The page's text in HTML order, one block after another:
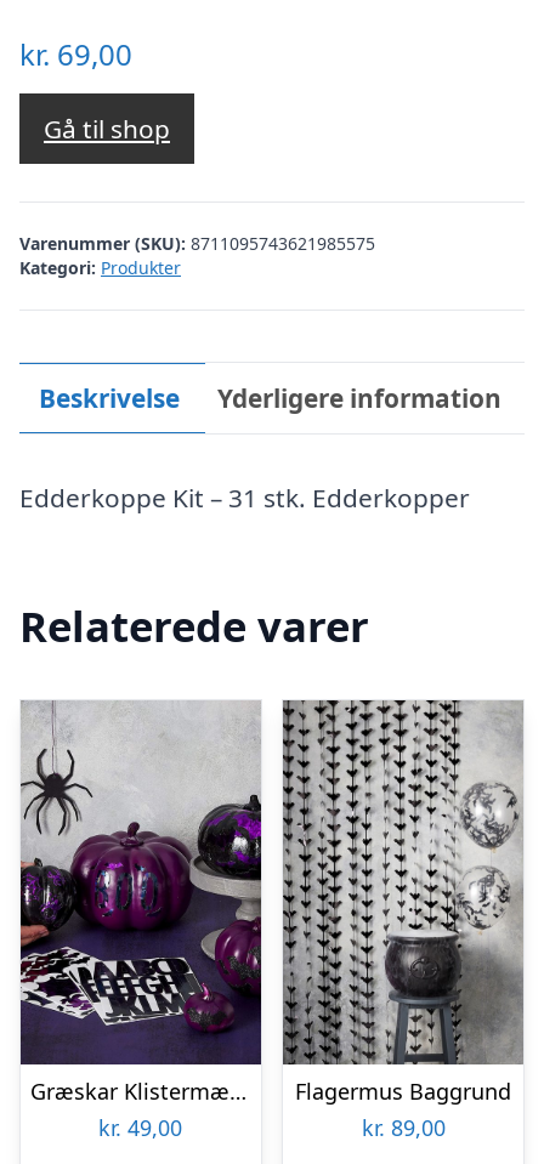
kr. 69,00
Gå til shop
Varenummer (SKU): 8711095743621985575
Kategori: Produkter
Beskrivelse Yderligere information
Edderkoppe Kit – 31 stk. Edderkopper
Relaterede varer
Græskar Klistermærker
kr. 49,00
Flagermus Baggrund
kr. 89,00